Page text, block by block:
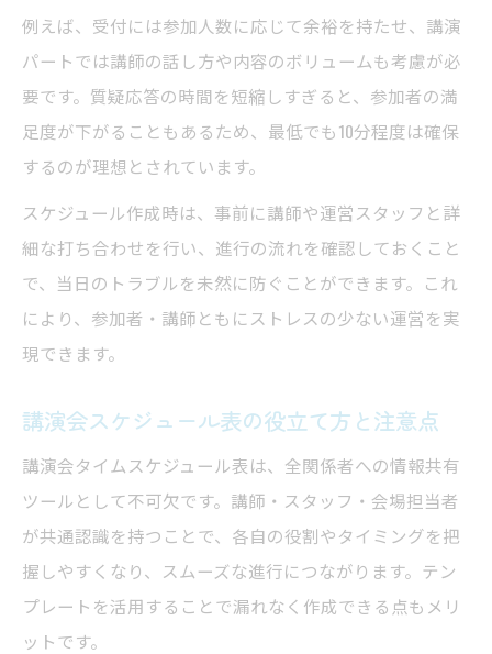
講演会タイムスケジュール作成の実例紹介
講演会タイムスケジュールテンプレートの
使い方
講演会スケジュール表実例から学ぶ作成法
実際の講演会流れとスケジュール比較
有名人講演会スケジュールの実践例分析
講演会準備スケジュールの具体的実例
講師の特性を生かした講演会進行法を徹底解説
講演会進行がスムーズになる講師との連携
有名人講演会スケジュールで注意すべき点
講演会トークショー形式の進行スケジュー
ル
講演会スケジュール表と講師打合せの活用
例えば、受付には参加人数に応じて余裕を持たせ、講演
パートでは講師の話し方や内容のボリュームも考慮が必
要です。質疑応答の時間を短縮しすぎると、参加者の満
足度が下がることもあるため、最低でも10分程度は確保
するのが理想とされています。
スケジュール作成時は、事前に講師や運営スタッフと詳
細な打ち合わせを行い、進行の流れを確認しておくこと
で、当日のトラブルを未然に防ぐことができます。これ
により、参加者・講師ともにストレスの少ない運営を実
現できます。
講演会スケジュール表の役立て方と注意点
講演会タイムスケジュール表は、全関係者への情報共有
ツールとして不可欠です。講師・スタッフ・会場担当者
が共通認識を持つことで、各自の役割やタイミングを把
握しやすくなり、スムーズな進行につながります。テン
プレートを活用することで漏れなく作成できる点もメリ
ットです。